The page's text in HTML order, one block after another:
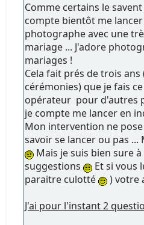
Comme certains le
compte bientôt me
photographe avec une
mariage ... J'adore
mariages !
Cela fait prés de trois
cérémonies) que je fais
opérateur pour d'autres
je compte me lancer en
Mon intervention ne
savoir se lancer ou pas ...
Mais je suis bien sure
suggestions
Et si vous
paraitre culotté
) votre
J'ai pour l'instant 2